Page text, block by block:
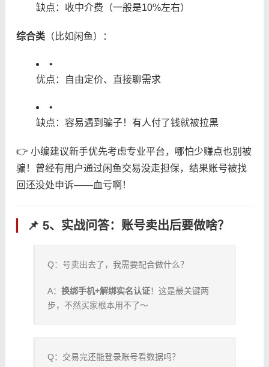
缺点：收中介费（一般是10%左右）
​综合类​​（比如闲鱼）：
•
优点：自由定价、直接聊需求
•
缺点：容易遇到骗子！有人付了钱就被拉黑
👉 小编建议新手优先考虑专业平台，哪怕少赚点也别被
骗！曾经有用户通过闲鱼交易没走担保，结果账号被找
回还没处申诉——血亏啊！
📌 5、实战问答：账号卖出后要做啥？
Q：号卖出去了，我需要配合做什么？
A：​ ​换绑手机+解绑实名认证​​！这是最关键两
步，不然买家根本用不了～
Q：交易完还能登录账号看数据吗？